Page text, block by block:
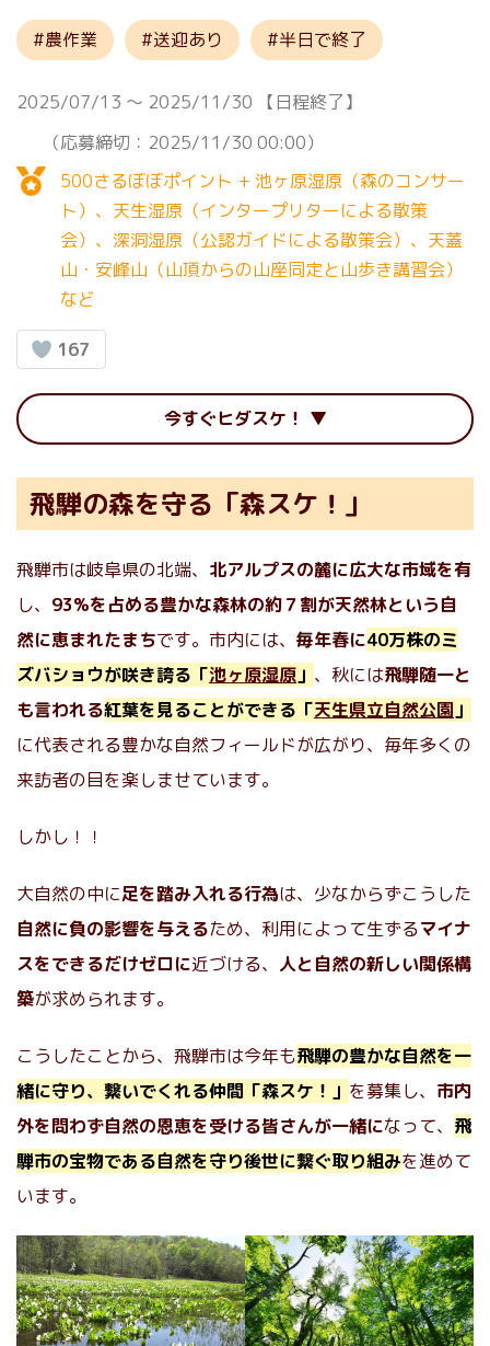
農作業 送迎あり 半日で終了
2025/07/13 〜 2025/11/30
【日程終了】
（応募締切：2025/11/30 00:00）
500さるぼぼポイント + 池ヶ原湿原（森のコンサー
ト）、天生湿原（インタープリターによる散策
会）、深洞湿原（公認ガイドによる散策会）、天蓋
山・安峰山（山頂からの山座同定と山歩き講習会）
など
167
今すぐヒダスケ！
飛騨の森を守る「森スケ！」
飛騨市は岐阜県の北端、 北アルプスの麓に広大な市域を有
し、 93%を占める豊かな森林の約７割が天然林という自
然に恵まれたまちです。市内には、 毎年春に40万株のミ
ズバショウが咲き誇る「池ヶ原湿原 」 、秋には飛騨随一と
も言われる紅葉を見ることができる「天生県立自然公園 」
に代表される豊かな自然フィールドが広がり、毎年多くの
来訪者の目を楽しませています。
しかし！！
大自然の中に足を踏み入れる行為は、少なからずこうした
自然に負の影響を与えるため、利用によって生ずるマイナ
スをできるだけゼロに近づける、 人と自然の新しい関係構
築が求められます。
こうしたことから、飛騨市は今年も飛騨の豊かな自然を一
緒に守り、繋いでくれる仲間「森スケ！」 を募集し、 市内
外を問わず自然の恩恵を受ける皆さんが一緒になって、 飛
騨市の宝物である自然を守り後世に繋ぐ取り組みを進めて
います。